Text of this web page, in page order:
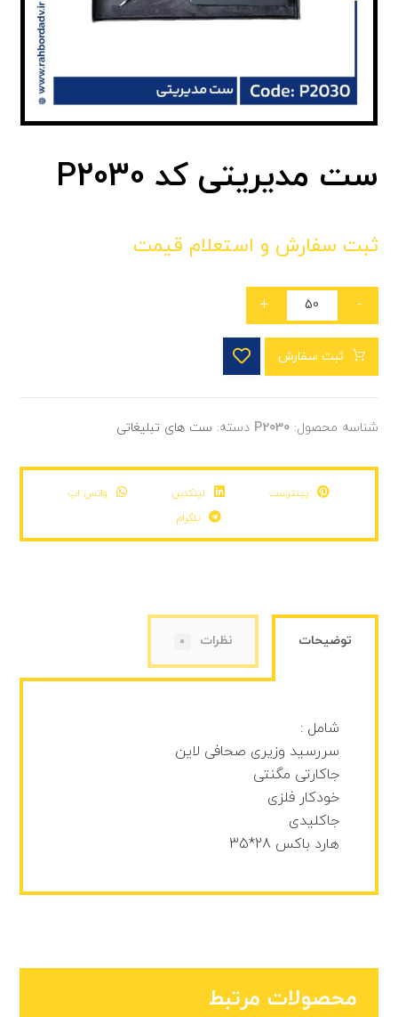
ست مدیریتی کد P2030
ثبت سفارش و استعلام قیمت
-
+
ثبت سفارش
شناسه محصول:P2030 دسته: ست های تبلیغاتی
پینترست لینکدین
واتس اپ
تلگرام
توضیحات نظرات 0
شامل :
سررسید وزیری صحافی لاین
جاکارتی مگنتی
خودکار فلزی
جاکلیدی
هارد باکس 28*35
محصولات مرتبط